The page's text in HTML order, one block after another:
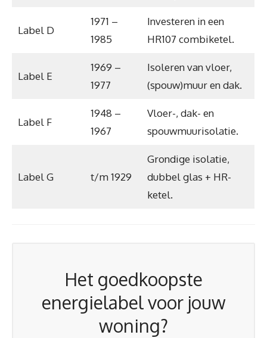
Label D
1971 –
1985
Investeren in een
HR107 combiketel.
Label E
1969 –
1977
Isoleren van vloer,
(spouw)muur en dak.
Label F
1948 –
1967
Vloer-, dak- en
spouwmuurisolatie.
Label G t/m 1929
Grondige isolatie,
dubbel glas + HR-
ketel.
Het goedkoopste
energielabel voor jouw
woning?